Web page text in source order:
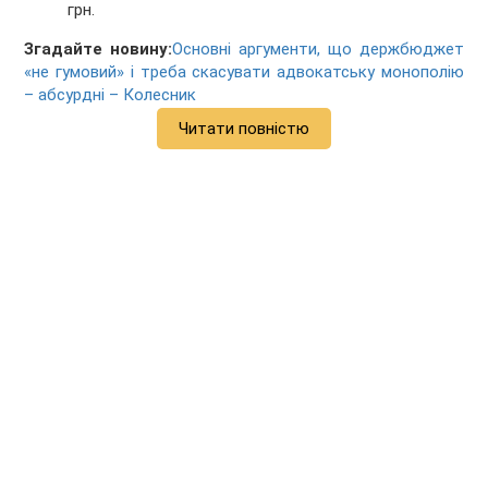
грн.
Згадайте новину:Основні аргументи, що держбюджет
«не гумовий» і треба скасувати адвокатську монополію
– абсурдні – Колесник
Читати повністю